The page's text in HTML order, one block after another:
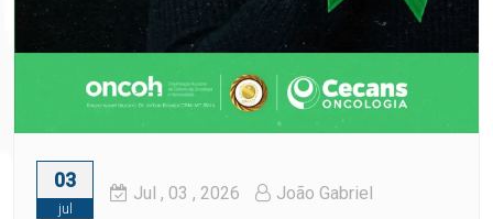
03
jul
Jul , 03 , 2026 João Gabriel